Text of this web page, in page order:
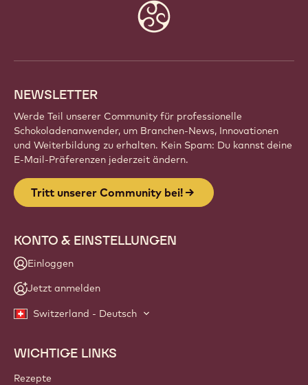
NEWSLETTER
Werde Teil unserer Community für professionelle
Schokoladenanwender, um Branchen-News, Innovationen
und Weiterbildung zu erhalten. Kein Spam: Du kannst deine
E-Mail-Präferenzen jederzeit ändern.
Tritt unserer Community bei!
KONTO & EINSTELLUNGEN
Einloggen
Jetzt anmelden
Switzerland - Deutsch
Footer
Callebaut
WICHTIGE LINKS
Rezepte